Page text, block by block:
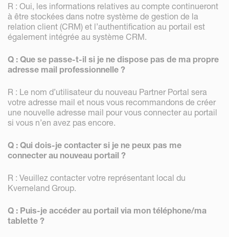
R : Oui, les informations relatives au compte continueront
à être stockées dans notre système de gestion de la
relation client (CRM) et l’authentification au portail est
également intégrée au système CRM.
Q : Que se passe-t-il si je ne dispose pas de ma propre
adresse mail professionnelle ?
R : Le nom d’utilisateur du nouveau Partner Portal sera
votre adresse mail et nous vous recommandons de créer
une nouvelle adresse mail pour vous connecter au portail
si vous n’en avez pas encore.
Q : Qui dois-je contacter si je ne peux pas me
connecter au nouveau portail ?
R : Veuillez contacter votre représentant local du
Kverneland Group.
Q : Puis-je accéder au portail via mon téléphone/ma
tablette ?